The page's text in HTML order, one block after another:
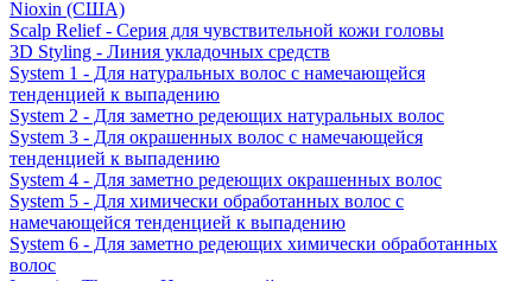
Nioxin (США)
Scalp Relief - Серия для чувствительной кожи головы
3D Styling - Линия укладочных средств
System 1 - Для натуральных волос с намечающейся
тенденцией к выпадению
System 2 - Для заметно редеющих натуральных волос
System 3 - Для окрашенных волос с намечающейся
тенденцией к выпадению
System 4 - Для заметно редеющих окрашенных волос
System 5 - Для химически обработанных волос с
намечающейся тенденцией к выпадению
System 6 - Для заметно редеющих химически обработанных
волос